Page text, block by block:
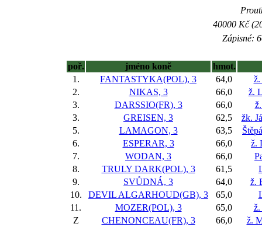
40000 Kč
Zápisné:
poř. jméno koně
hmot.
1.
FANTASTYKA(POL), 3 64,0
ž.
2.
NIKAS, 3 66,0
ž.
3.
DARSSIO(FR), 3 66,0
3.
GREISEN, 3 62,5
žk.
5.
LAMAGON, 3 63,5
6.
ESPERAR, 3 66,0
ž.
7.
WODAN, 3 66,0
8.
TRULY DARK(POL), 3 61,5
9.
SVŮDNÁ, 3 64,0
ž.
10.
DEVIL ALGARHOUD(GB), 3 65,0
11.
MOZER(POL), 3 65,0
Z
CHENONCEAU(FR), 3 66,0
ž.